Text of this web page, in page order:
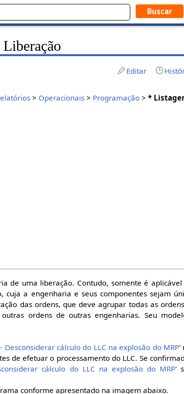
Editar
> Operacionais > Programação >*
de uma liberação. Contudo, somente é aplicável
a engenharia e seus componentes sejam
das ordens, que deve agrupar todas as
ordens de outras engenharias. Seu
Desconsiderar cálculo do LLC na explosão do MRP'
de efetuar o processamento do LLC. Se
cálculo do LLC na explosão do MRP'
conforme apresentado na imagem abaixo.